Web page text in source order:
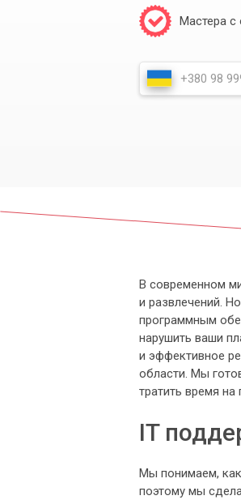
Мастера с
В современном
и развлечений.
программным
нарушить ваши
и эффективное
области. Мы
тратить время
IT
Мы понимаем,
поэтому мы